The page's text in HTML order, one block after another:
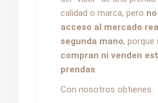
calidad o marca, pero
acceso al mercado
segunda mano, porque
compran ni venden
prendas.
Con nosotros obtienes: